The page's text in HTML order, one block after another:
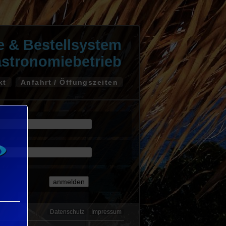
& Bestellsystem
Anfahrt / Öffungszeiten
Datenschutz Impressum